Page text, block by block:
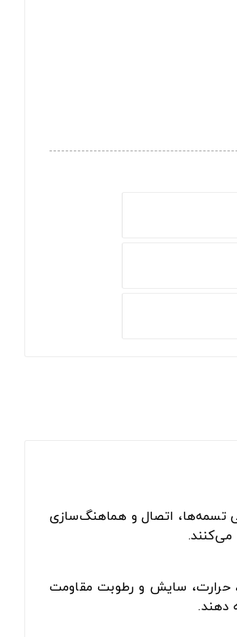
تسمه‌ها، اتصال و هماهنگ‌سازی
می‌کنند.
حرارت، سایش و رطوبت مقاومت
دهند.